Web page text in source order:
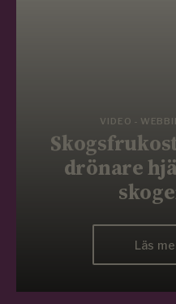
VIDEO -
drönare
Läs